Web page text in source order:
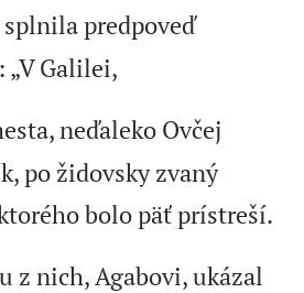
splnila predpoveď
„V Galilei,
neďaleko Ovčej
po židovsky zvaný
bolo päť prístreší.
z nich, Agabovi, ukázal